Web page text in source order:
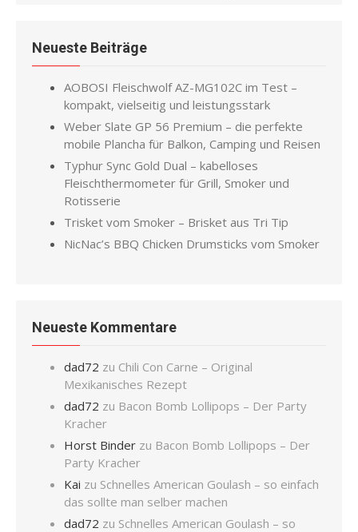
Neueste Beiträge
AOBOSI Fleischwolf AZ-MG102C im Test –
kompakt, vielseitig und leistungsstark
Weber Slate GP 56 Premium – die perfekte
mobile Plancha für Balkon, Camping und Reisen
Typhur Sync Gold Dual – kabelloses
Fleischthermometer für Grill, Smoker und
Rotisserie
Trisket vom Smoker – Brisket aus Tri Tip
NicNac’s BBQ Chicken Drumsticks vom Smoker
Neueste Kommentare
dad72 zu Chili Con Carne – Original
Mexikanisches Rezept
dad72 zu Bacon Bomb Lollipops – Der Party
Kracher
Horst Binder zu Bacon Bomb Lollipops – Der
Party Kracher
Kai zu Schnelles American Goulash – so einfach
das sollte man selber machen
dad72 zu Schnelles American Goulash – so